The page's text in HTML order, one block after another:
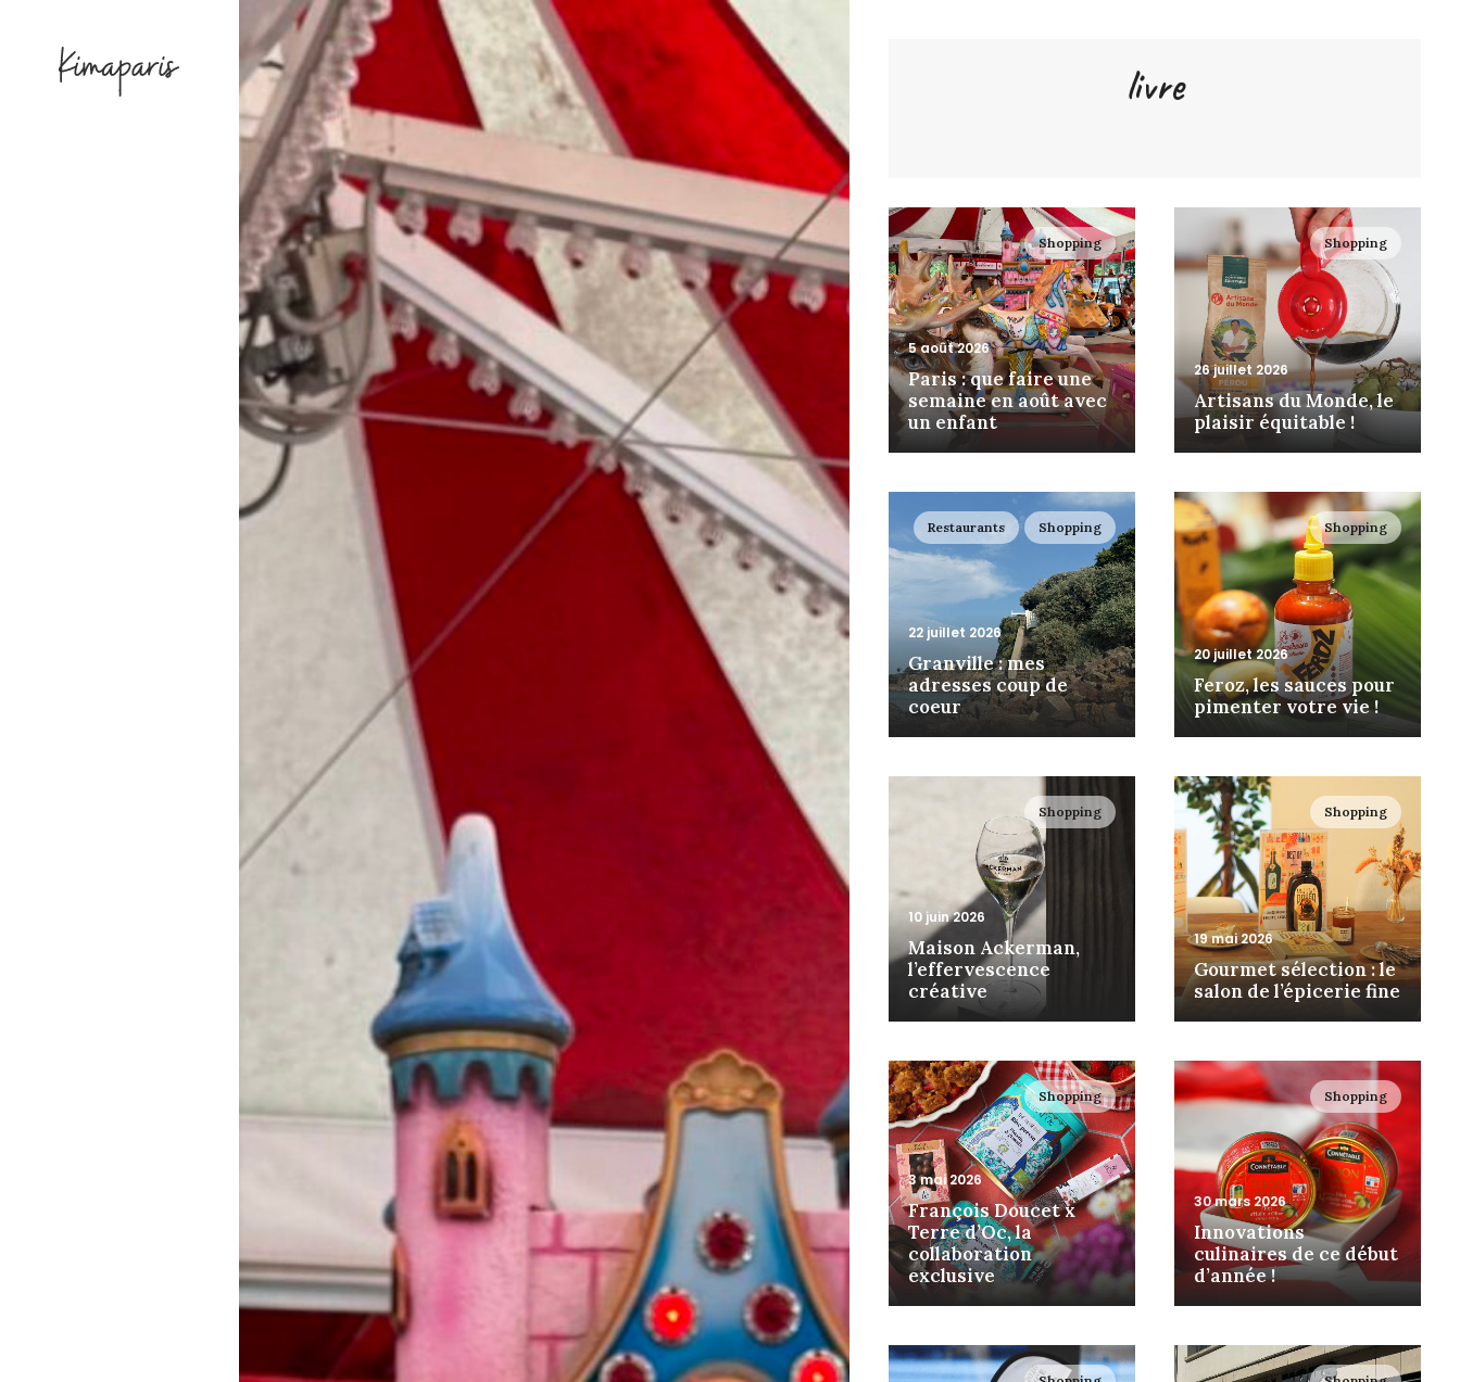
livre
Shopping
5 août 2026
Paris : que faire une
semaine en août avec
un enfant
Shopping
26 juillet 2026
Artisans du Monde, le
plaisir équitable !
Restaurants Shopping
22 juillet 2026
Granville : mes
adresses coup de
coeur
Shopping
20 juillet 2026
Feroz, les sauces pour
pimenter votre vie !
Shopping
10 juin 2026
Maison Ackerman,
l’effervescence
créative
Shopping
19 mai 2026
Gourmet sélection : le
salon de l’épicerie fine
Shopping
3 mai 2026
François Doucet x
Terre d’Oc, la
collaboration
exclusive
Shopping
30 mars 2026
Innovations
culinaires de ce début
d’année !